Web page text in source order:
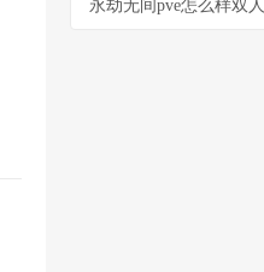
永劫无间pve怎么样双人